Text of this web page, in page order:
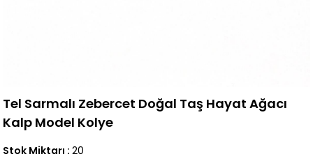
Tel Sarmalı Zebercet Doğal Taş Hayat Ağacı
Kalp Model Kolye
Stok Miktarı : 20